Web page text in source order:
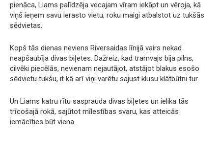
pienāca, Liams palīdzēja vecajam vīram iekāpt un vēroja, kā
viņš ieņem savu ierasto vietu, roku maigi atbalstot uz tukšās
sēdvietas.
Kopš tās dienas neviens Riversaidas līnijā vairs nekad
neapšaubīja divas biļetes. Dažreiz, kad tramvajs bija pilns,
cilvēki piecēlās, nevienam nejautājot, atstājot blakus esošo
sēdvietu tukšu, it kā arī viņi varētu sajust klusu klātbūtni tur.
Un Liams katru rītu sasprauda divas biļetes un ielika tās
trīcošajā rokā, sajūtot mīlestības svaru, kas atteicās
iemācīties būt viena.